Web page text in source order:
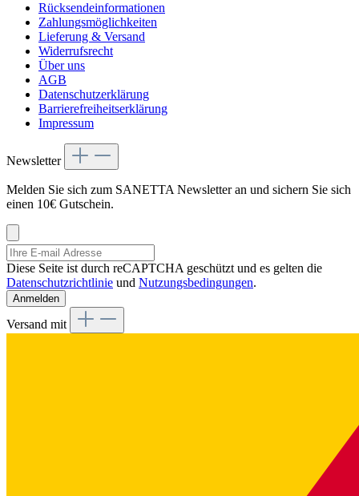
Rücksendeinformationen
Zahlungsmöglichkeiten
Lieferung & Versand
Widerrufsrecht
Über uns
AGB
Datenschutzerklärung
Barrierefreiheitserklärung
Impressum
Newsletter
Melden Sie sich zum SANETTA Newsletter an und sichern Sie sich
einen 10€ Gutschein.
Diese Seite ist durch reCAPTCHA geschützt und es gelten die
Datenschutzrichtlinie und Nutzungsbedingungen.
Anmelden
Versand mit